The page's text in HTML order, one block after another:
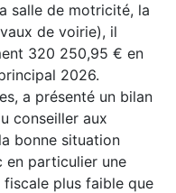
salle de motricité, la
de voirie), il
320 250,95 € en
2026.
a présenté un bilan
conseiller aux
bonne situation
en particulier une
plus faible que